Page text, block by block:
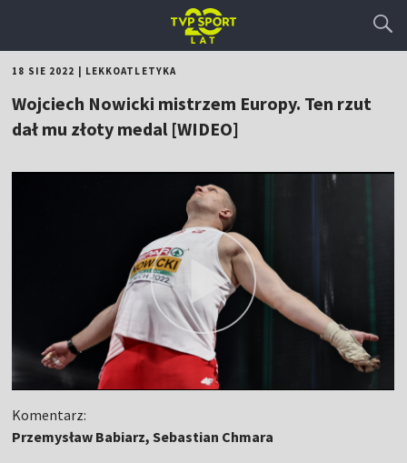
18 SIE 2022 LEKKOATLETYKA
Wojciech Nowicki mistrzem Europy. Ten rzut
dał mu złoty medal [WIDEO]
Komentarz:
Przemysław Babiarz, Sebastian Chmara